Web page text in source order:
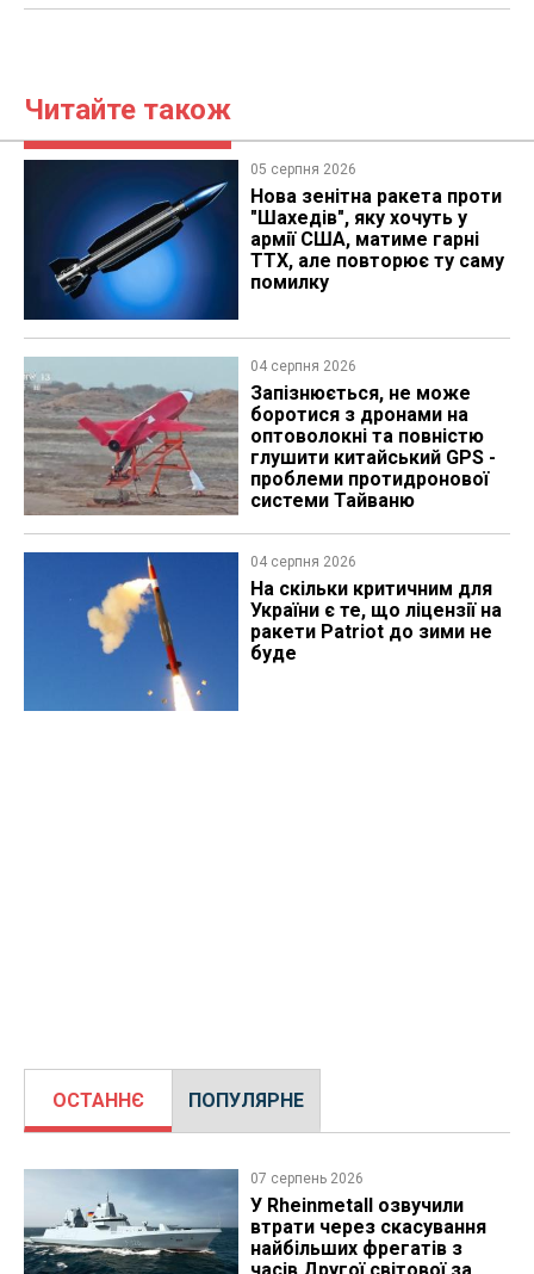
Читайте також
05 серпня 2026
Нова зенітна ракета проти
"Шахедів", яку хочуть у
армії США, матиме гарні
ТТХ, але повторює ту саму
помилку
04 серпня 2026
Запізнюється, не може
боротися з дронами на
оптоволокні та повністю
глушити китайський GPS -
проблеми протидронової
системи Тайваню
04 серпня 2026
На скільки критичним для
України є те, що ліцензії на
ракети Patriot до зими не
буде
ОСТАННЄ ПОПУЛЯРНЕ
07 серпень 2026
У Rheinmetall озвучили
втрати через скасування
найбільших фрегатів з